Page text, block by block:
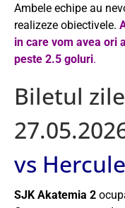
Ambele echipe au
realizeze obiectivele.
in care vom avea ori
peste 2.5 goluri.
Biletul
vs
SJK Akatemia 2